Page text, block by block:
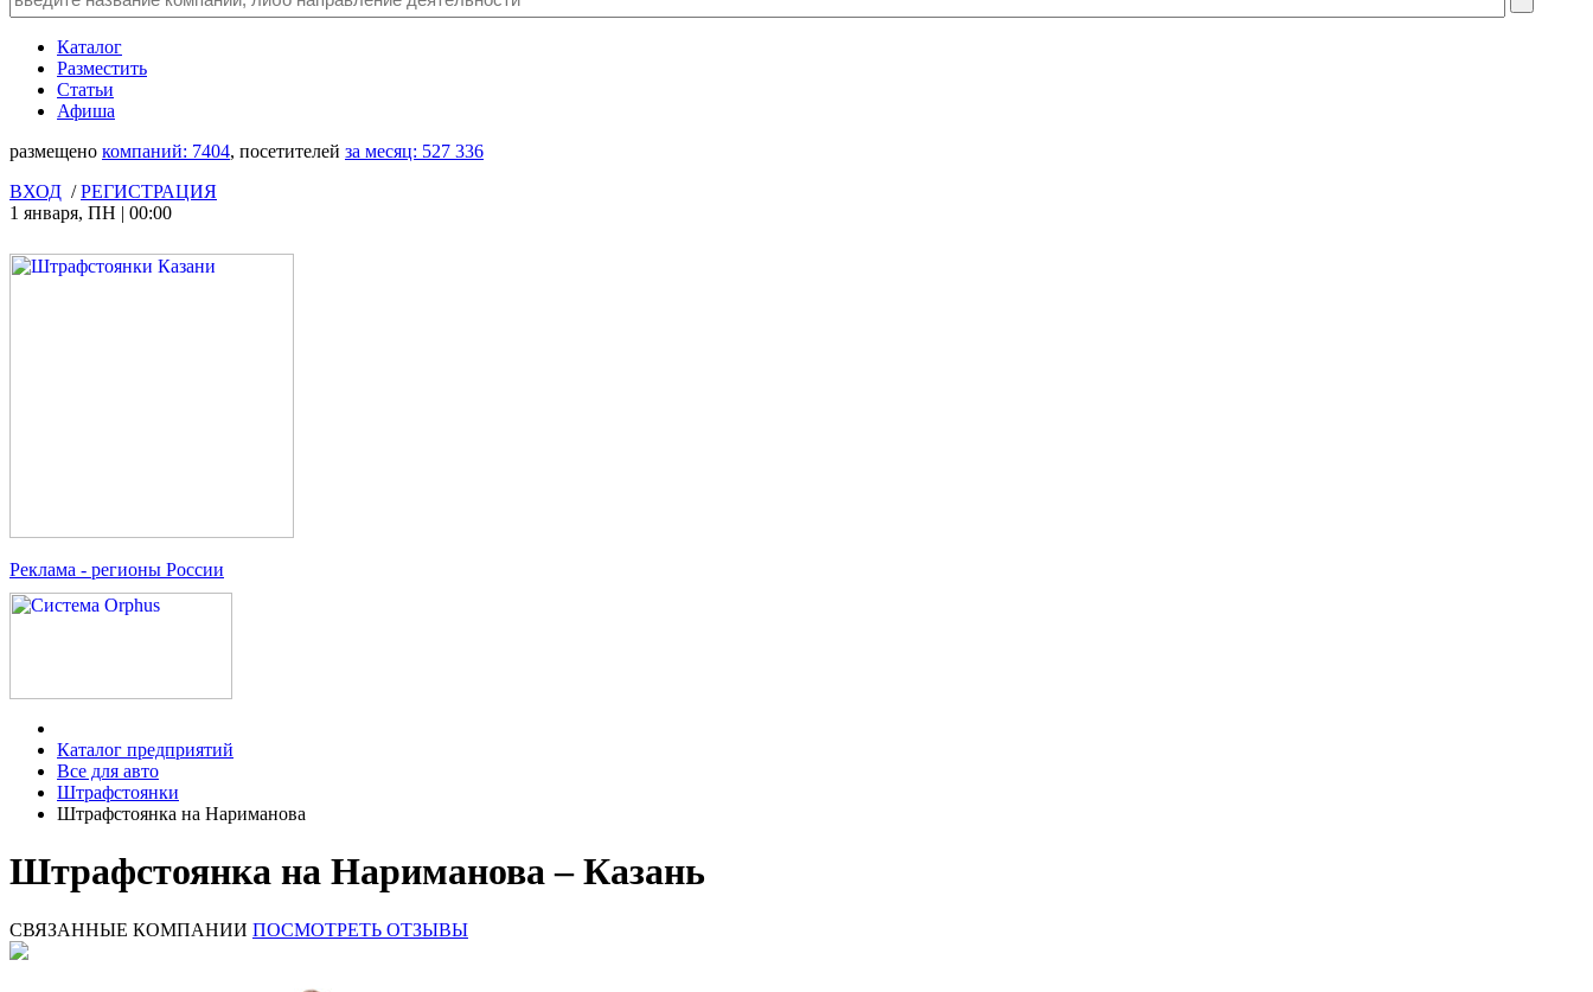
Каталог
Разместить
Статьи
Афиша
размещено компаний: 7404, посетителей за месяц: 527 336
ВХОД /РЕГИСТРАЦИЯ
1 января, ПН | 00:00
Реклама - регионы России
Каталог предприятий
Все для авто
Штрафстоянки
Штрафстоянка на Нариманова
Штрафстоянка на Нариманова – Казань
СВЯЗАННЫЕ КОМПАНИИ ПОСМОТРЕТЬ ОТЗЫВЫ